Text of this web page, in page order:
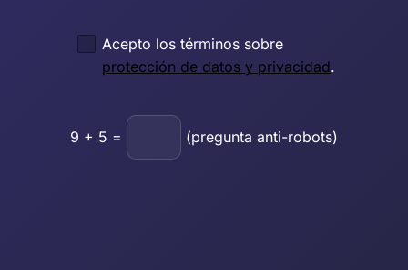
Acepto los términos sobre
protección de datos y privacidad.
9 + 5 = (pregunta anti-robots)